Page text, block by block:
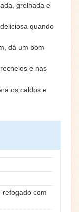
grelhada e
quando
dá um bom
e nas
os caldos e
refogado com